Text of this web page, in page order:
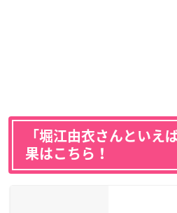
「堀江由衣さんといえ
果はこちら！